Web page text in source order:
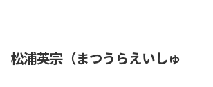
浦英宗（まつうらえいしゅ